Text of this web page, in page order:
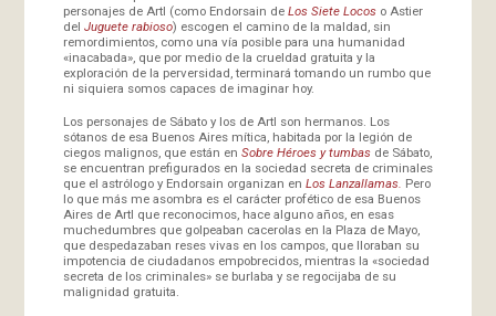
personajes de Artl (como Endorsain de Los Siete Locoso Astier
del Juguete rabioso) escogen el camino de la maldad, sin
remordimientos, como una vía posible para una humanidad
«inacabada», que por medio de la crueldad gratuita y la
exploración de la perversidad, terminará tomando un rumbo que
ni siquiera somos capaces de imaginar hoy.
Los personajes de Sábato y los de Artl son hermanos. Los
sótanos de esa Buenos Aires mítica, habitada por la legión de
ciegos malignos, que están en Sobre Héroes y tumbasde Sábato,
se encuentran prefigurados en la sociedad secreta de criminales
que el astrólogo y Endorsain organizan en Los Lanzallamas. Pero
lo que más me asombra es el carácter profético de esa Buenos
Aires de Artl que reconocimos, hace alguno años, en esas
muchedumbres que golpeaban cacerolas en la Plaza de Mayo,
que despedazaban reses vivas en los campos, que lloraban su
impotencia de ciudadanos empobrecidos, mientras la «sociedad
secreta de los criminales» se burlaba y se regocijaba de su
malignidad gratuita.